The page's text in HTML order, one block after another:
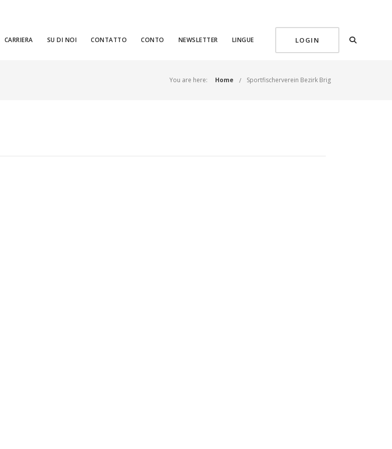
LOGIN
CARRIERA SU DI NOI CONTATTO CONTO NEWSLETTER LINGUE
You are here: Home Sportfischerverein Bezirk Brig